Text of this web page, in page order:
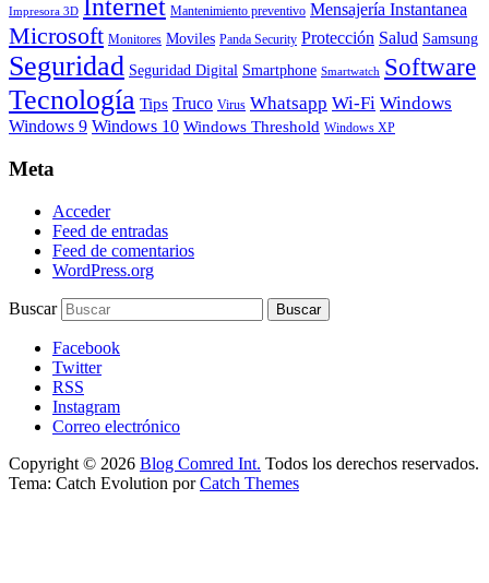
Impresora 3D Internet Mantenimiento preventivo Mensajería Instantanea
Microsoft Monitores Moviles Panda Security Protección Salud Samsung
Seguridad Seguridad Digital Smartphone Smartwatch Software
Tecnología Tips Truco Virus Whatsapp Wi-Fi Windows
Windows 9 Windows 10 Windows Threshold Windows XP
Meta
Acceder
Feed de entradas
Feed de comentarios
WordPress.org
Buscar
Facebook
Twitter
RSS
Instagram
Correo electrónico
Copyright © 2026 Blog Comred Int. Todos los derechos reservados.
Tema: Catch Evolution porCatch Themes